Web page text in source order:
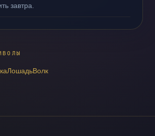
завтра.
ЛошадьВолк